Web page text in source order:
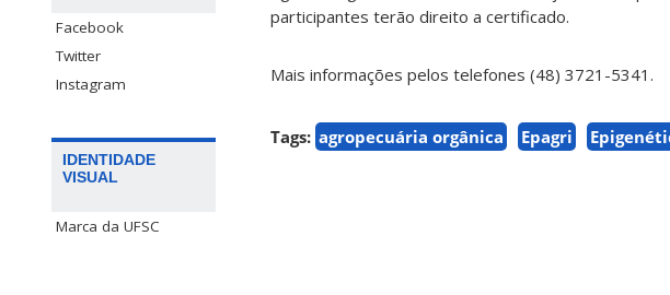
Facebook
Twitter
Instagram
IDENTIDADE
VISUAL
Marca da UFSC
participantes terão direito a certificado.
Mais informações pelos telefones (48) 3721-5341.
Tags: agropecuária orgânica Epagri